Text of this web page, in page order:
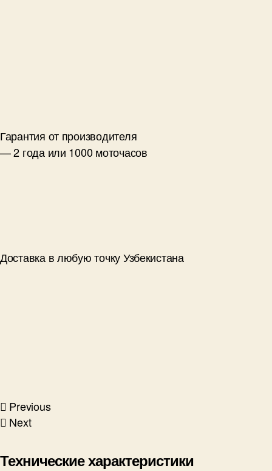
Гарантия от производителя
— 2 года или 1000 моточасов
Доставка в любую точку Узбекистана
Previous
Next
Технические характеристики